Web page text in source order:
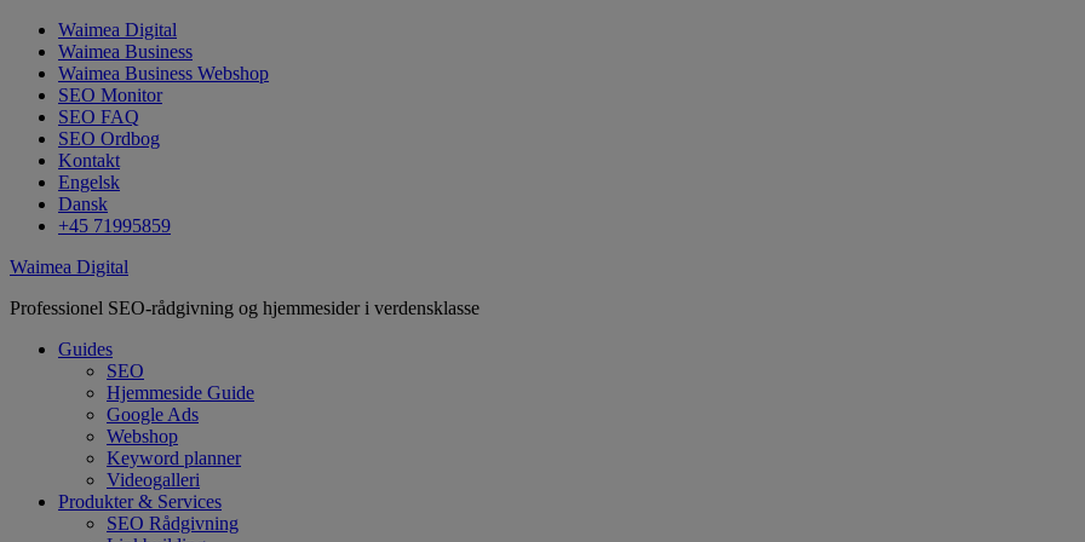
Waimea Digital
Waimea Business
Waimea Business Webshop
SEO Monitor
SEO FAQ
SEO Ordbog
Kontakt
Engelsk
Dansk
+45 71995859
Waimea Digital
Professionel SEO-rådgivning og hjemmesider i verdensklasse
Guides
SEO
Hjemmeside Guide
Google Ads
Webshop
Keyword planner
Videogalleri
Produkter & Services
SEO Rådgivning